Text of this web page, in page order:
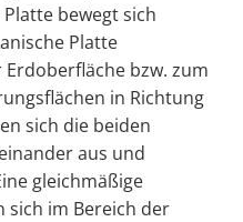
bewegt sich
Platte
bzw. zum
in Richtung
sich die beiden
aus und
gleichmäßige
sich im Bereich der